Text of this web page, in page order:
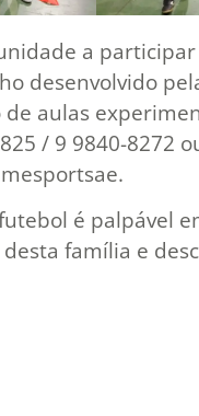
a
desenvolvido
aulas
/ 9 9840-8272
é palpável
família e